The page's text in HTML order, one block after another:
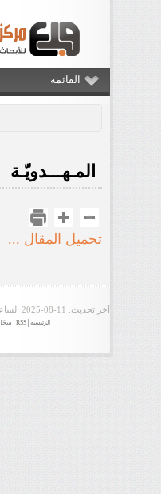
القائمة
المـهـــدويّـة
تحميل المقال ...
آخر تحديث: 2025-08-11 الساعة:
سجّل RSS الرئيسية